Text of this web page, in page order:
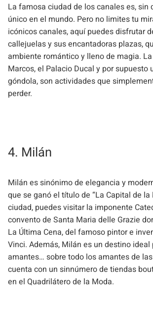
La famosa ciudad de los canales es, sin
único en el mundo. Pero no limites tu
icónicos canales, aquí puedes disfrutar
callejuelas y sus encantadoras plazas,
ambiente romántico y lleno de magia.
Marcos, el Palacio Ducal y por supuesto
góndola, son actividades que
perder.
4. Milán
Milán es sinónimo de elegancia y
que se ganó el título de “La Capital de la
ciudad, puedes visitar la imponente
convento de Santa Maria delle Grazie
La Última Cena, del famoso pintor e
Vinci. Además, Milán es un destino ideal
amantes… sobre todo los amantes de
cuenta con un sinnúmero de tiendas
en el Quadrilátero de la Moda.